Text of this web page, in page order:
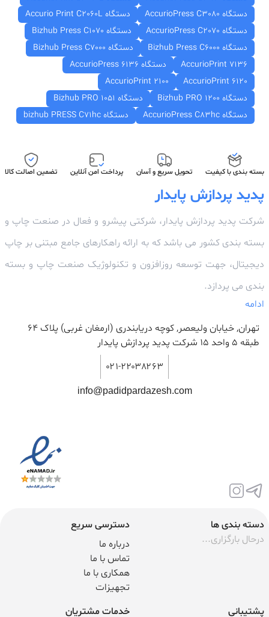
دستگاه AccurioPress C3080
دستگاه Accurio Print C2060L
دستگاه AccurioPress C2070
دستگاه Bizhub Press C1070
دستگاه Bizhub Press C6000
دستگاه Bizhub Press C7000
AccurioPrint 7136
دستگاه AccurioPress 6136
AccurioPrint 6120
AccurioPrint 2100
دستگاه Bizhub PRO 1200
دستگاه Bizhub PRO 1051
دستگاه AccurioPress C83hc
دستگاه bizhub PRESS C71hc
بسته بندی با کیفیت تحویل سریع و آسان پرداخت امن آنلاین تضمین اصالت کالا
پدید پردازش پایدار
شرکت پدید پردازش پایدار، شرکتی پیشرو و فعال در صنعت چاپ و
بسته بندی کشور می باشد که به ارائه راهکارهای جامع مبتنی بر چاپ
دیجیتال، جهت توسعه روزافزون و تکنولوژیک صنعت چاپ و بسته
بندی می پردازد.
ادامه
تهران, خیابان ولیعصر, کوچه دریابندری (ارمغان غربی) پلاک 64
طبقه ۵ واحد ۱۵ شرکت پدید پردازش پایدار
۰۲۱-۲۲۰۳۸۲۶۳
info@padidpardazesh.com
دسته بندی ها
درحال بارگزاری...
دسترسی سریع
درباره ما
تماس با ما
همکاری با ما
تجهیزات
پشتیبانی
خدمات مشتریان